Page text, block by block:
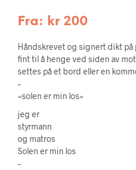
Fra: kr 200
Håndskrevet og signert dikt på
fint til å henge ved siden av
settes på et bord eller en
–
«solen er min los»
jeg er
styrmann
og matros
Solen er min los
–